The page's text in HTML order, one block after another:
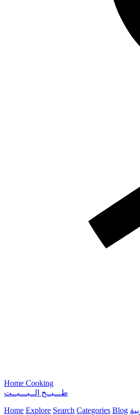
Home Cooking
طـــبــخ الــبـــيــت
Home Explore Search Categories Blog